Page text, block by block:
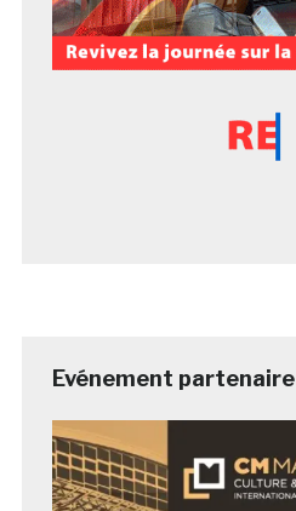
Evénement partenaire